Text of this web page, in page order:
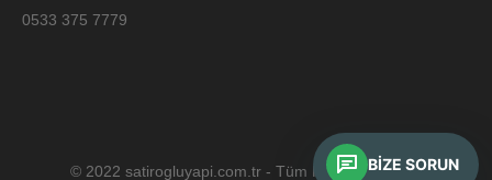
0533 375 7779
© 2022 satirogluyapi.com.tr - Tüm Hakları Saklıdır.
BIZE SORUN